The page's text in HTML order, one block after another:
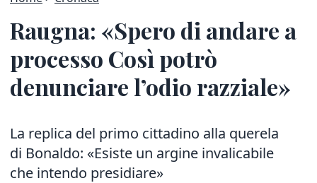
Raugna: «Spero di andare a
processo Così potrò
denunciare l’odio razziale»
La replica del primo cittadino alla querela
di Bonaldo: «Esiste un argine invalicabile
che intendo presidiare»